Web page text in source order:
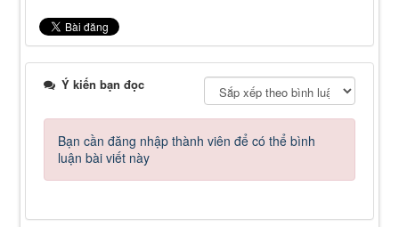
Ý kiến bạn đọc
Bạn cần đăng nhập thành viên để có thể bình
luận bài viết này